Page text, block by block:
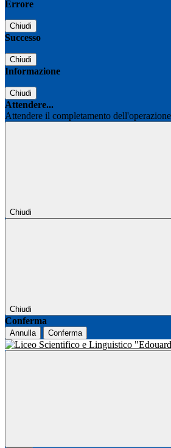
Errore
Chiudi
Successo
Chiudi
Informazione
Chiudi
Attendere...
Attendere il completamento
Chiudi
Chiudi
Conferma
Annulla Conferma